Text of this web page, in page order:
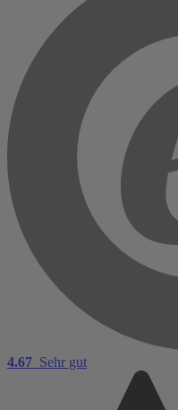
4.67 Sehr gut